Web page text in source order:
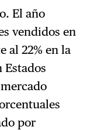
El año
vendidos en
al 22% en la
Estados
por